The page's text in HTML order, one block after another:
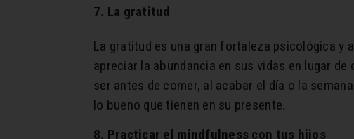
7. La gratitud
La gratitud es una gran fortaleza psicológica y
apreciar la abundancia en sus vidas en lugar
ser antes de comer, al acabar el día o la
lo bueno que tienen en su presente.
8. Practicar el mindfulness con tus hijos